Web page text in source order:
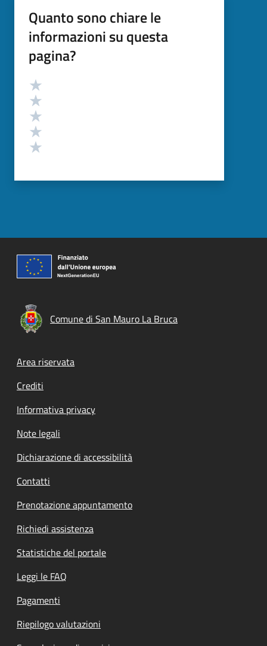
Quanto sono chiare le
informazioni su questa
pagina?
Valutazione
Comune di San Mauro La Bruca
Footer menu
Area riservata
Crediti
Informativa privacy
Note legali
Dichiarazione di accessibilità
Contatti
Prenotazione appuntamento
Richiedi assistenza
Statistiche del portale
Leggi le FAQ
Pagamenti
Riepilogo valutazioni